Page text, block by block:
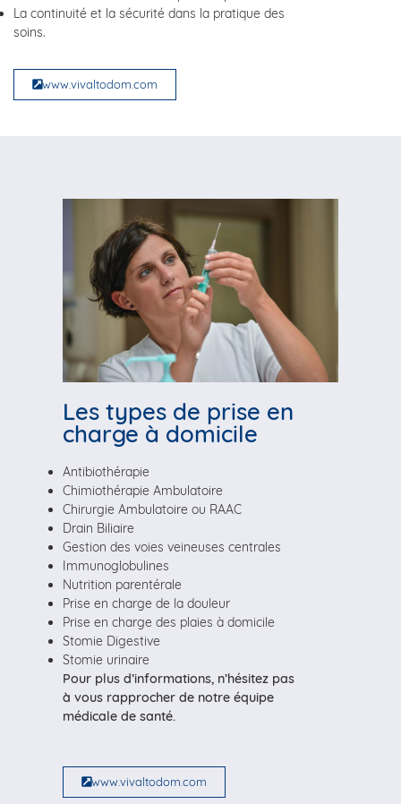
La continuité et la sécurité dans la pratique des
soins.
www.vivaltodom.com
Les types de prise en
charge à domicile
Antibiothérapie
Chimiothérapie Ambulatoire
Chirurgie Ambulatoire ou RAAC
Drain Biliaire
Gestion des voies veineuses centrales
Immunoglobulines
Nutrition parentérale
Prise en charge de la douleur
Prise en charge des plaies à domicile
Stomie Digestive
Stomie urinaire
Pour plus d’informations, n’hésitez pas
à vous rapprocher de notre équipe
médicale de santé.
www.vivaltodom.com